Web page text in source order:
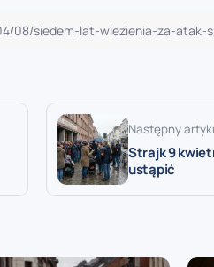
Następny
Strajk 9
ustąpić